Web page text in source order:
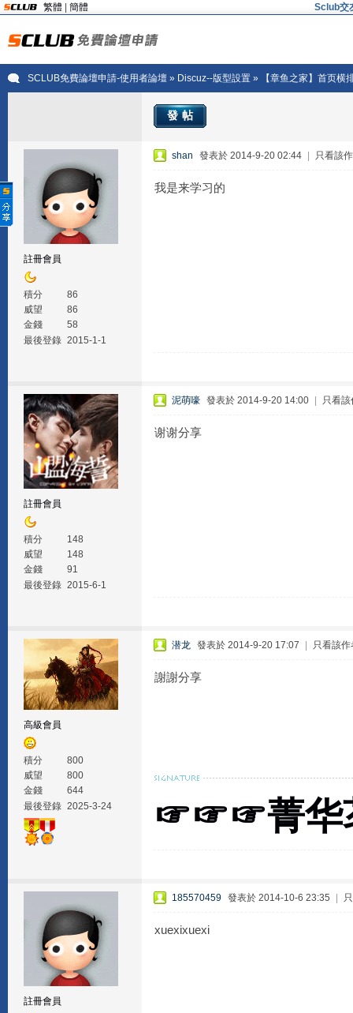
繁體 簡體 Sclub交
SCLUB免費論壇申請-使用者論壇» Discuz--版型設置» 【章鱼之家】首页横
發帖
註冊會員
積分
86
威望
86
金錢
58
最後登錄 2015-1-1
shan 發表於 2014-9-20 02:44 只看該
我是来学习的
註冊會員
積分
148
威望
148
金錢
91
最後登錄 2015-6-1
泥萌嚎 發表於 2014-9-20 14:00 只看該
谢谢分享
高級會員
積分
800
威望
800
金錢
644
最後登錄 2025-3-24
潜龙 發表於 2014-9-20 17:07 只看該作
謝謝分享
☞☞☞菁华
註冊會員
185570459 發表於 2014-10-6 23:35
xuexixuexi